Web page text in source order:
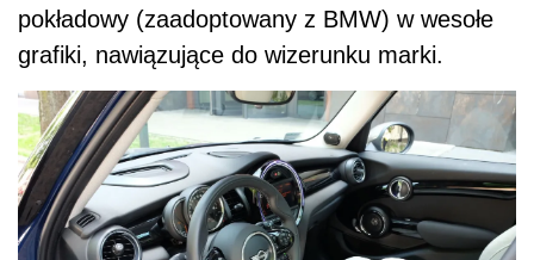
pokładowy (zaadoptowany z BMW) w wesołe
grafiki, nawiązujące do wizerunku marki.